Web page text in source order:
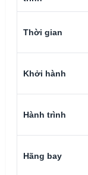
Thời gian
Khởi hành
Hành trình
Hãng bay